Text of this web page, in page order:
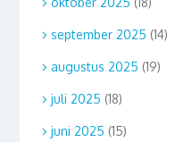
september 2025 (14)
augustus 2025 (19)
juli 2025 (18)
juni 2025 (15)